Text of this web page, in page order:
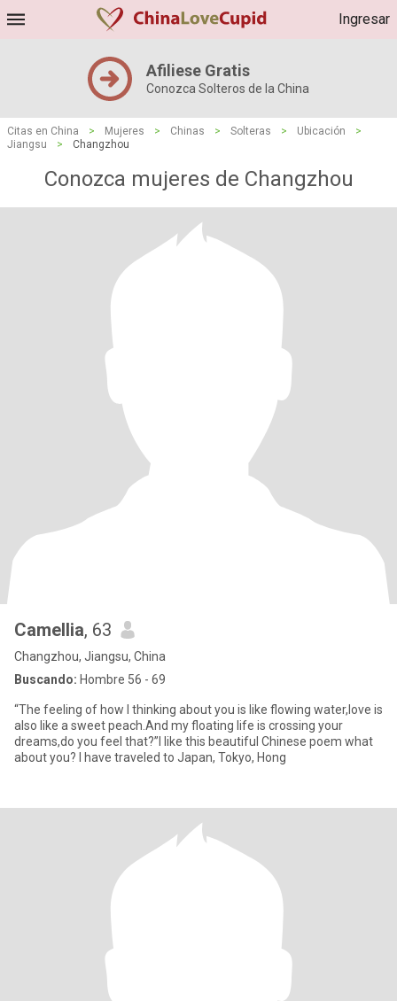
Ingresar
Afiliese Gratis
Conozca Solteros de la China
Citas en China > Mujeres > Chinas > Solteras > Ubicación
>
Jiangsu
> Changzhou
Conozca mujeres de Changzhou
Camellia, 63
Changzhou, Jiangsu, China
Buscando: Hombre 56 - 69
“The feeling of how I thinking about you is like flowing water,love is
also like a sweet peach.And my floating life is crossing your
dreams,do you feel that?”I like this beautiful Chinese poem what
about you? I have traveled to Japan, Tokyo, Hong